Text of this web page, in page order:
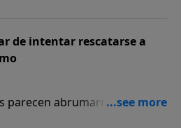
de intentar rescatarse a
parecen abrumarnos, Dios
seguro y nuestra